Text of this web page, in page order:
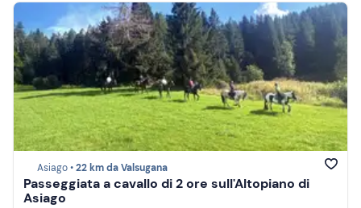
Asiago •22 km da Valsugana
Passeggiata a cavallo di 2 ore sull'Altopiano di
Asiago